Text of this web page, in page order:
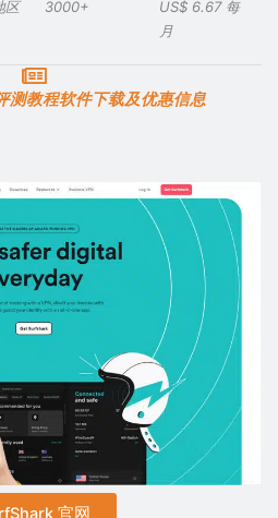
区 3000+
US$ 6.67 每
月
测教程软件下载及优惠信息
官网